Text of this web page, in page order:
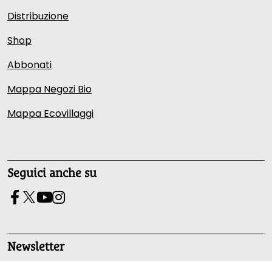
Distribuzione
Shop
Abbonati
Mappa Negozi Bio
Mappa Ecovillaggi
Seguici anche su
Newsletter